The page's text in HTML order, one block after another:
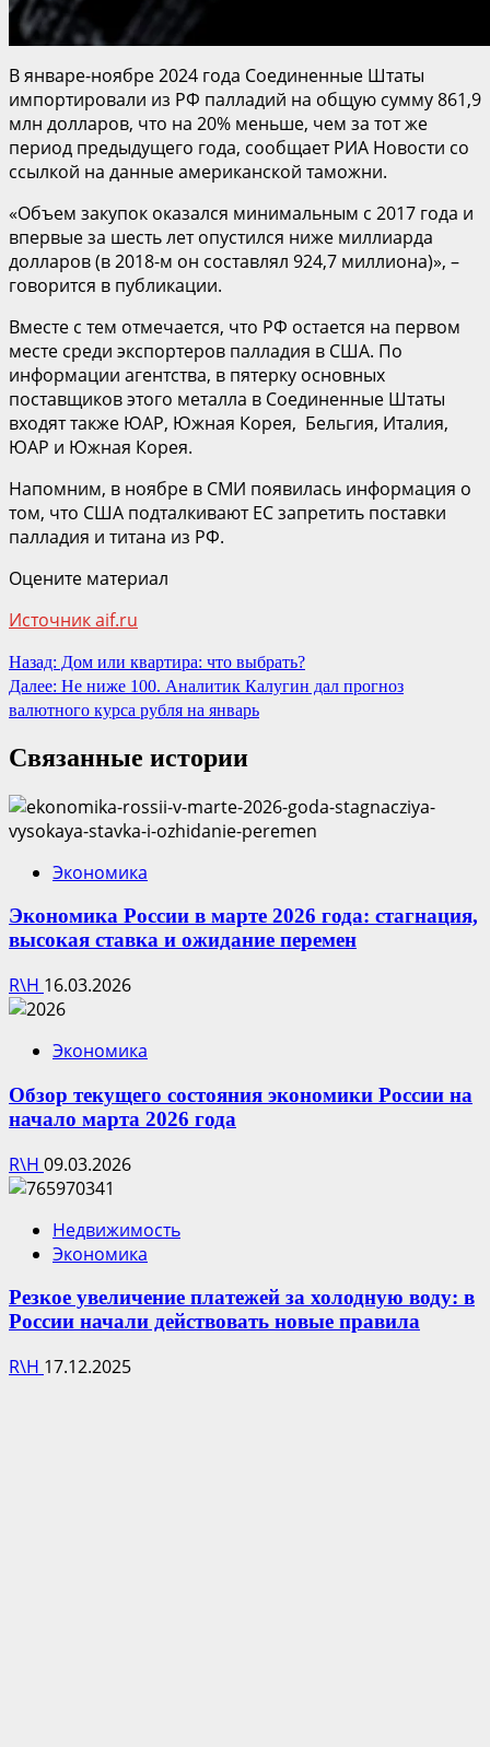
В январе-ноябре 2024 года Соединенные Штаты
импортировали из РФ палладий на общую сумму 861,9
млн долларов, что на 20% меньше, чем за тот же
период предыдущего года, сообщает РИА Новости со
ссылкой на данные американской таможни.
«Объем закупок оказался минимальным с 2017 года и
впервые за шесть лет опустился ниже миллиарда
долларов (в 2018-м он составлял 924,7 миллиона)», –
говорится в публикации.
Вместе с тем отмечается, что РФ остается на первом
месте среди экспортеров палладия в США. По
информации агентства, в пятерку основных
поставщиков этого металла в Соединенные Штаты
входят также ЮАР, Южная Корея, Бельгия, Италия,
ЮАР и Южная Корея.
Напомним, в ноябре в СМИ появилась информация о
том, что США подталкивают ЕС запретить поставки
палладия и титана из РФ.
Оцените материал
Источник aif.ru
Продолжить
чтение
Назад: Дом или квартира: что выбрать?
Далее: Не ниже 100. Аналитик Калугин дал прогноз
валютного курса рубля на январь
Связанные истории
Экономика
Экономика России в марте 2026 года: стагнация,
высокая ставка и ожидание перемен
R\H 16.03.2026
Экономика
Обзор текущего состояния экономики России на
начало марта 2026 года
R\H 09.03.2026
Недвижимость
Экономика
Резкое увеличение платежей за холодную воду: в
России начали действовать новые правила
R\H 17.12.2025